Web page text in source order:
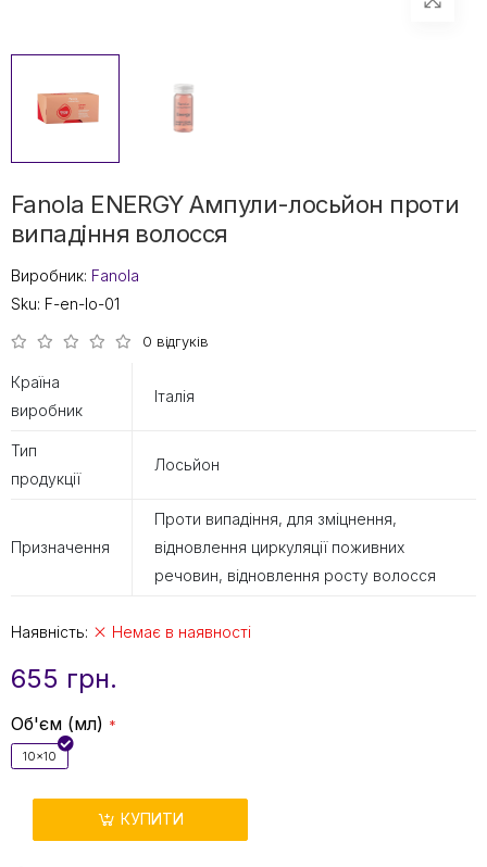
Fanola ENERGY Ампули-лосьйон проти
випадіння волосся
Виробник: Fanola
Sku: F-en-lo-01
0 відгуків
Країна
виробник
Італія
Тип
продукції
Лосьйон
Призначення
Проти випадіння, для зміцнення,
відновлення циркуляції поживних
речовин, відновлення росту волосся
Наявність: Немає в наявності
655 грн.
Об'єм (мл)
10x10
КУПИТИ